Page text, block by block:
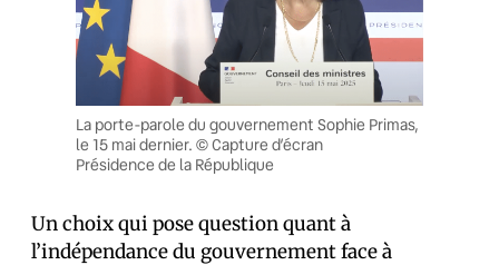
La porte-parole du gouvernement Sophie Primas,
le 15 mai dernier. © Capture d’écran
Présidence de la République
Un choix qui pose question quant à
l’indépendance du gouvernement face à